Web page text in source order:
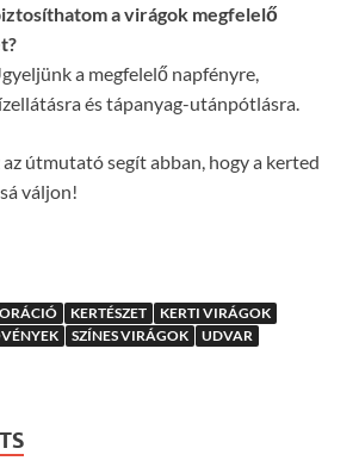
a virágok megfelelő
a megfelelő napfényre,
és tápanyag-utánpótlásra.
az útmutató segít abban, hogy a kerted
váljon!
KERTÉSZET
KERTI VIRÁGOK
SZÍNES VIRÁGOK
UDVAR